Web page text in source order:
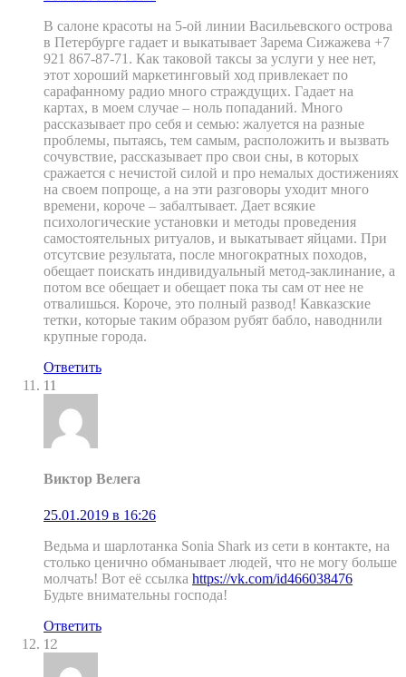
В салоне красоты на 5-ой линии Васильевского острова
в Петербурге гадает и выкатывает Зарема Сижажева +7
921 867-87-71. Как таковой таксы за услуги у нее нет,
этот хороший маркетинговый ход привлекает по
сарафанному радио много страждущих. Гадает на
картах, в моем случае – ноль попаданий. Много
рассказывает про себя и семью: жалуется на разные
проблемы, пытаясь, тем самым, расположить и вызвать
сочувствие, рассказывает про свои сны, в которых
сражается с нечистой силой и про немалых достижениях
на своем попроще, а на эти разговоры уходит много
времени, короче – забалтывает. Дает всякие
психологические установки и методы проведения
самостоятельных ритуалов, и выкатывает яйцами. При
отсутсвие результата, после многократных походов,
обещает поискать индивидуальный метод-заклинание, а
потом все обещает и обещает пока ты сам от нее не
отвалишься. Короче, это полный развод! Кавказские
тетки, которые таким образом рубят бабло, наводнили
крупные города.
Ответить
11
Виктор Велега
25.01.2019 в 16:26
Ведьма и шарлотанка Sonia Shark из сети в контакте, на
столько ценично обманывает людей, что не могу больше
молчать! Вот её ссылка https://vk.com/id466038476
Будьте внимательны господа!
Ответить
12